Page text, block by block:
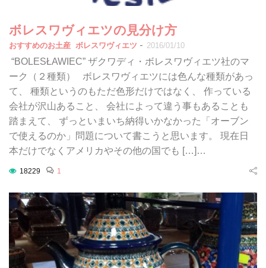
ボレスワヴィエツの見分け方
おすすめのお土産 ボレスワヴィエツ - 2016/01/10
“BOLESŁAWIEC” ザクワディ・ボレスワヴィエツ社のマ
ーク（２種類） ボレスワヴィエツには色んな種類があっ
て、 種類というのもただ色形だけではなく、 作っている
会社が沢山あること、 会社によって違う事もあることも
踏まえて、 ずっといまいち納得いかなかった「オーブン
で使えるのか」問題について書こうと思います。 現在日
本だけでなくアメリカやその他の国でも […]…
18229 1